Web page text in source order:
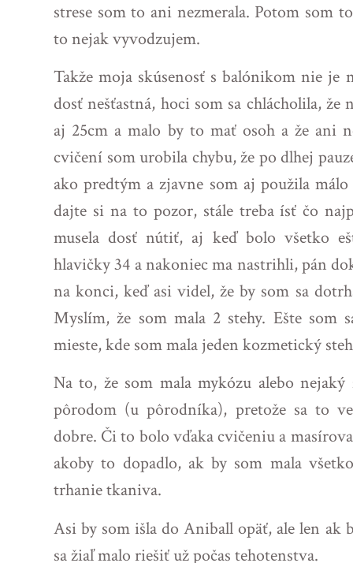
strese som to ani nezmerala. Potom som
to nejak vyvodzujem.
Takže moja skúsenosť s balónikom nie je
dosť nešťastná, hoci som sa chlácholila,
aj 25cm a malo by to mať osoh a že ani
cvičení som urobila chybu, že po dlhej
ako predtým a zjavne som aj použila
dajte si na to pozor, stále treba ísť čo
musela dosť nútiť, aj keď bolo všetko
hlavičky 34 a nakoniec ma nastrihli, pán
na konci, keď asi videl, že by som sa
Myslím, že som mala 2 stehy. Ešte som
mieste, kde som mala jeden kozmetický
Na to, že som mala mykózu alebo
pôrodom (u pôrodníka), pretože sa to
dobre. Či to bolo vďaka cvičeniu a
akoby to dopadlo, ak by som mala
trhanie tkaniva.
Asi by som išla do Aniball opäť, ale len ak
sa žiaľ malo riešiť už počas tehotenstva.